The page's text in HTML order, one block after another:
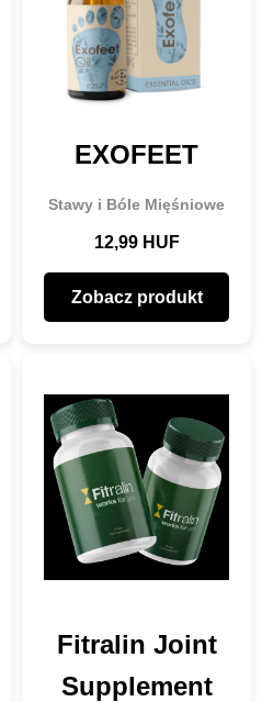
EXOFEET
Stawy i Bóle Mięśniowe
12,99 HUF
Zobacz produkt
Fitralin Joint
Supplement